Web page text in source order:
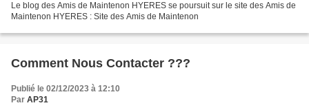
Le blog des Amis de Maintenon HYERES se poursuit sur le site des Amis de
Maintenon HYERES : Site des Amis de Maintenon
Comment Nous Contacter ???
Publié le 02/12/2023 à 12:10
Par AP31